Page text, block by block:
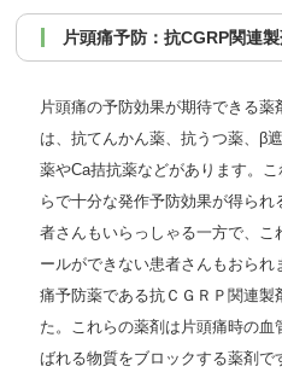
片頭痛予防：抗CGRP関連
片頭痛の予防効果が期待できる薬
は、抗てんかん薬、抗うつ薬、β
薬やCa拮抗薬などがあります。こ
らで十分な発作予防効果が得られ
者さんもいらっしゃる一方で、こ
ールができない患者さんもおら
痛予防薬である抗ＣＧＲＰ関連製
た。これらの薬剤は片頭痛時の
ばれる物質をブロックする薬剤